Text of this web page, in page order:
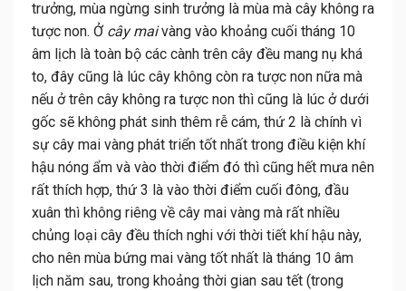
trưởng, mùa ngừng sinh trưởng là mùa mà cây không ra
tược non. Ở cây maivàng vào khoảng cuối tháng 10
âm lịch là toàn bộ các cành trên cây đều mang nụ khá
to, đây cũng là lúc cây không còn ra tược non nữa mà
nếu ở trên cây không ra tược non thì cũng là lúc ở dưới
gốc sẽ không phát sinh thêm rễ cám, thứ 2 là chính vì
sự cây mai vàng phát triển tốt nhất trong điều kiện khí
hậu nóng ẩm và vào thời điểm đó thì cũng hết mưa nên
rất thích hợp, thứ 3 là vào thời điểm cuối đông, đầu
xuân thì không riêng về cây mai vàng mà rất nhiều
chủng loại cây đều thích nghi với thời tiết khí hậu này,
cho nên mùa bứng mai vàng tốt nhất là tháng 10 âm
lịch năm sau, trong khoảng thời gian sau tết (trong